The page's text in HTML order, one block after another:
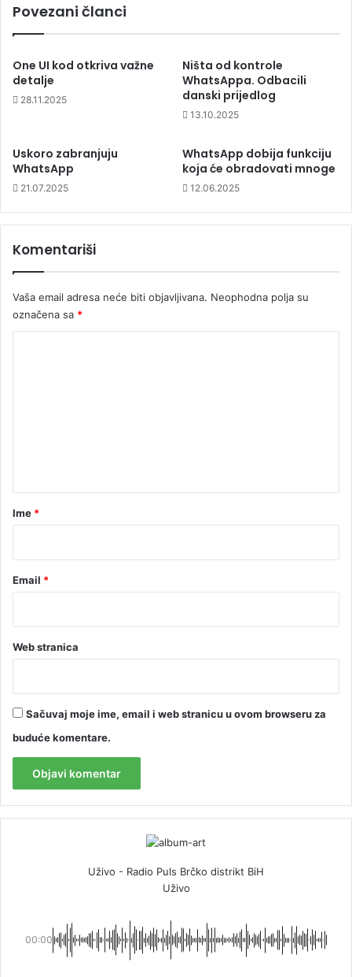
Povezani članci
One UI kod otkriva važne
detalje
28.11.2025
Ništa od kontrole
WhatsAppa. Odbacili
danski prijedlog
13.10.2025
Uskoro zabranjuju
WhatsApp
21.07.2025
WhatsApp dobija funkciju
koja će obradovati mnoge
12.06.2025
Komentariši
Vaša email adresa neće biti objavljivana. Neophodna polja su
označena sa *
rIme *
Email *
Web stranica
Sačuvaj moje ime, email i web stranicu u ovom browseru za
buduće komentare.
Uživo - Radio Puls Brčko distrikt BiH
Uživo
00:00